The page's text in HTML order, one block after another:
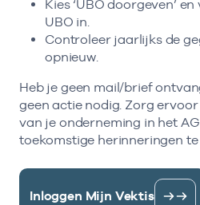
Kies ‘UBO doorgeven’
UBO in.
Controleer jaarlijks de
opnieuw.
Heb je geen mail/brief
geen actie nodig. Zorg
van je onderneming in het
toekomstige herinneringen
Inloggen Mijn Vektis